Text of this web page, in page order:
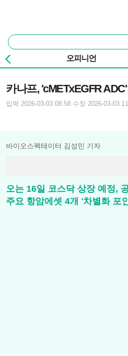
통
합
검
색
오피니언
카나프, 'cMETxEGFR
입력 2026-03-03 08:58 수정 2026-03-03
바이오스펙테이터 김성민 기자
오는 16일 코스닥 상장 예정,
주요 항암에셋 4개 '차별화 포